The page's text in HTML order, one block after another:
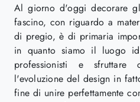
Al giorno d'oggi decorare
fascino, con riguardo a
di pregio, è di primaria
in quanto siamo il luogo
professionisti e sfruttare
l'evoluzione del design in
fine di unire perfettamente